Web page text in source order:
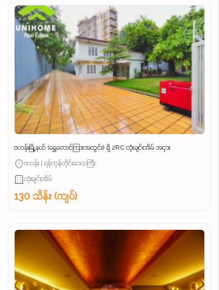
ဗဟန်းမြို့နယ် (ရွှေတောင်ကြားအတွင်း) ရှိ 2RC လုံးချင်းအိမ် အငှား
ဗဟန်း | ရန်ကုန်တိုင်းဒေသကြီး
လုံးချင်းအိမ်
130 သိန်း (ကျပ်)